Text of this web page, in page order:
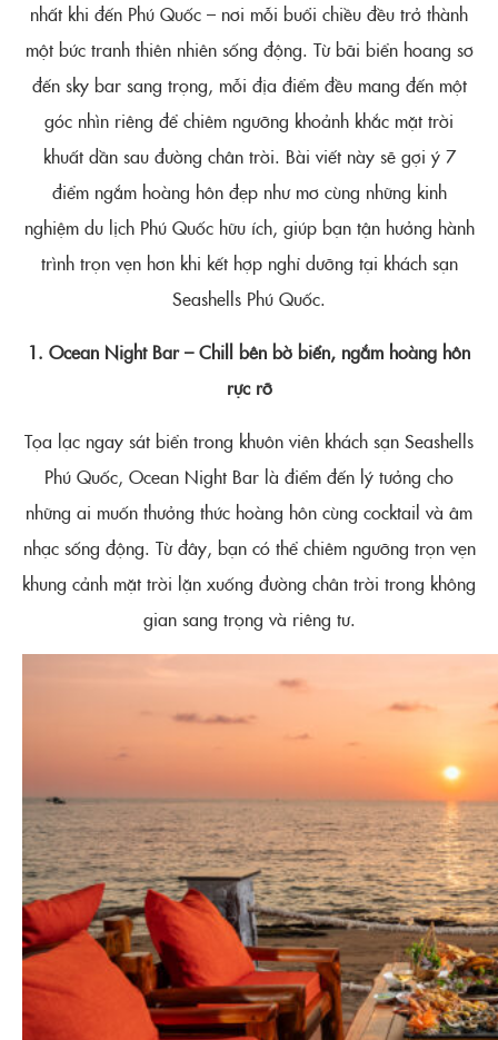
nhất khi đến Phú Quốc – nơi mỗi buổi chiều đều trở thành
một bức tranh thiên nhiên sống động. Từ bãi biển hoang sơ
đến sky bar sang trọng, mỗi địa điểm đều mang đến một
góc nhìn riêng để chiêm ngưỡng khoảnh khắc mặt trời
khuất dần sau đường chân trời. Bài viết này sẽ gợi ý 7
điểm ngắm hoàng hôn đẹp như mơ cùng những kinh
nghiệm du lịch Phú Quốc hữu ích, giúp bạn tận hưởng hành
trình trọn vẹn hơn khi kết hợp nghỉ dưỡng tại khách sạn
Seashells Phú Quốc.
1. Ocean Night Bar – Chill bên bờ biển, ngắm hoàng hôn
rực rỡ
Tọa lạc ngay sát biển trong khuôn viên khách sạn Seashells
Phú Quốc, Ocean Night Bar là điểm đến lý tưởng cho
những ai muốn thưởng thức hoàng hôn cùng cocktail và âm
nhạc sống động. Từ đây, bạn có thể chiêm ngưỡng trọn vẹn
khung cảnh mặt trời lặn xuống đường chân trời trong không
gian sang trọng và riêng tư.